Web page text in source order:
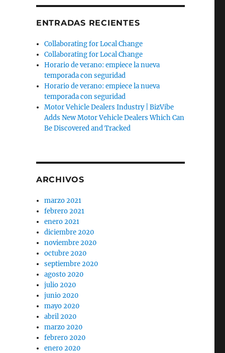
ENTRADAS RECIENTES
Collaborating for Local Change
Collaborating for Local Change
Horario de verano: empiece la nueva
temporada con seguridad
Horario de verano: empiece la nueva
temporada con seguridad
Motor Vehicle Dealers Industry | BizVibe
Adds New Motor Vehicle Dealers Which Can
Be Discovered and Tracked
ARCHIVOS
marzo 2021
febrero 2021
enero 2021
diciembre 2020
noviembre 2020
octubre 2020
septiembre 2020
agosto 2020
julio 2020
junio 2020
mayo 2020
abril 2020
marzo 2020
febrero 2020
enero 2020